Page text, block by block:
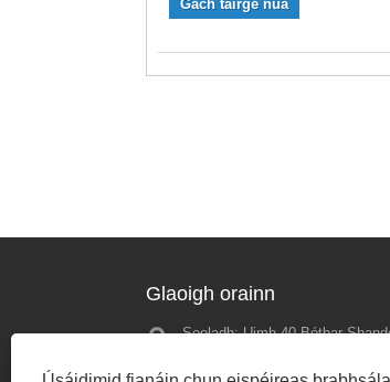
Gach táirge nua
Glaoigh orainn
Seoladh: Uimh.40 Bóthar